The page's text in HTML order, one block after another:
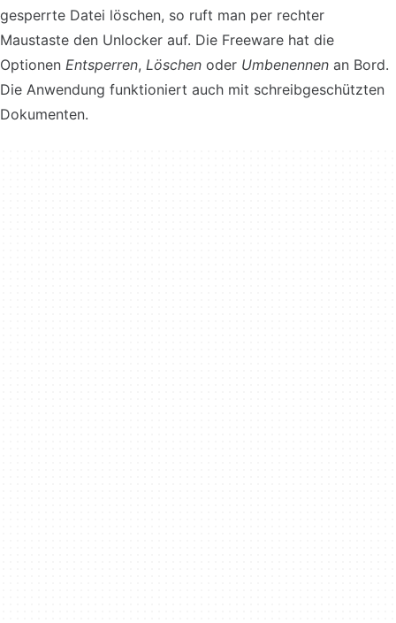
gesperrte Datei löschen, so ruft man per rechter
Maustaste den Unlocker auf. Die Freeware hat die
Optionen Entsperren, Löschen oder Umbenennen an Bord.
Die Anwendung funktioniert auch mit schreibgeschützten
Dokumenten.